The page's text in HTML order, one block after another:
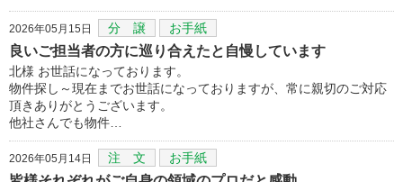
2026年05月15日 分 譲 お手紙
良いご担当者の方に巡り合えたと自慢しています
北様 お世話になっております。
物件探し～現在までお世話になっておりますが、常に親切のご対応
頂きありがとうございます。
他社さんでも物件…
2026年05月14日 注 文 お手紙